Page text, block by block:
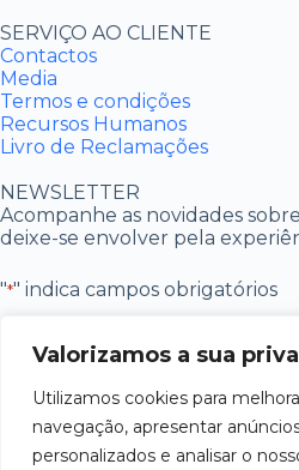
Valorizamos a sua
Utilizamos cookies para
navegação, apresentar
personalizados e analisar o
SERVIÇO AO CLIENTE
Contactos
Media
Termos e condições
Recursos Humanos
Livro de Reclamações
NEWSLETTER
Acompanhe as novidades
deixe-se envolver pela
"*" indica campos obrigatórios
Email*
Consentimento
Sim, eu li e aceito os termos e
Privacidadeda HYLINE